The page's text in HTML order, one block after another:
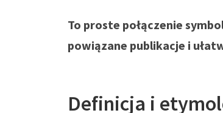
To proste połączenie
powiązane publikacje i
Definicja i